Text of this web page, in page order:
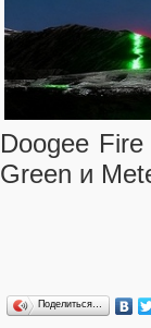
Doogee
Green и
Поделиться…